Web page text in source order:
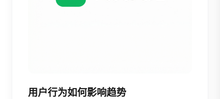
用户行为如何影响趋势